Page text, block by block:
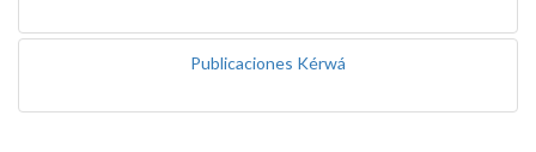
Publicaciones Kérwá